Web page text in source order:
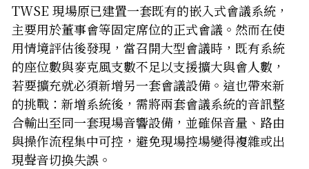
TWSE 現場原已建置一套既有的嵌入式會議系統，
主要用於董事會等固定席位的正式會議。然而在使
用情境評估後發現，當召開大型會議時，既有系統
的座位數與麥克風支數不足以支援擴大與會人數，
若要擴充就必須新增另一套會議設備。這也帶來新
的挑戰：新增系統後，需將兩套會議系統的音訊整
合輸出至同一套現場音響設備，並確保音量、路由
與操作流程集中可控，避免現場控場變得複雜或出
現聲音切換失誤。